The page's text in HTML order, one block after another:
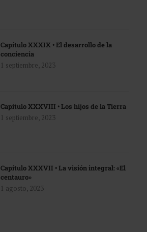
Capítulo XXXIX • El desarrollo de la
conciencia
1 septiembre, 2023
Capítulo XXXVIII • Los hijos de la Tierra
1 septiembre, 2023
Capítulo XXXVII • La visión integral: «El
centauro»
1 agosto, 2023